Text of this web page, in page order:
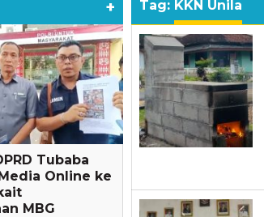
+
Tubaba
Online ke
MBG
Tag: KKN Unila